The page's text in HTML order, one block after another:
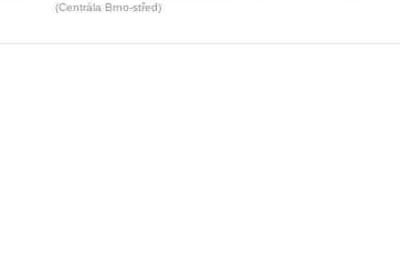
(Centrála Brno-střed)